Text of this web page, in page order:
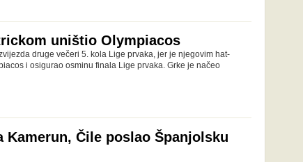
uništio Olympiacos
druge večeri 5. kola Lige prvaka, jer je njegovim hat-
i osigurao osminu finala Lige prvaka. Grke je načeo
Kamerun, Čile poslao Španjolsku